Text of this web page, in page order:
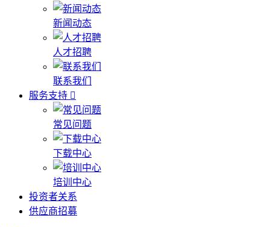
新闻动态
人才招聘
联系我们
服务支持
常见问题
下载中心
培训中心
投资者关系
供应商招募